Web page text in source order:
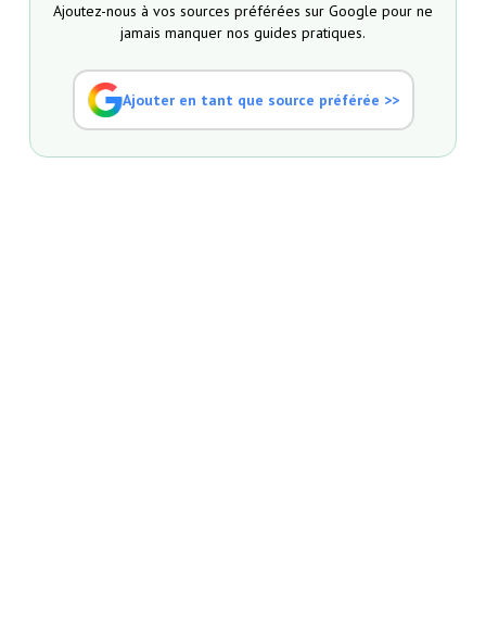
Ajoutez-nous à vos sources préférées sur Google pour ne
jamais manquer nos guides pratiques.
Ajouter en tant que source préférée >>